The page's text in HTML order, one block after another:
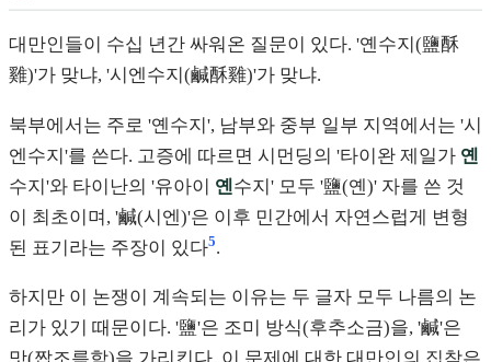
대만인들이 수십 년간 싸워온 질문이 있다. '옌수지(鹽酥
雞)'가 맞냐, '시엔수지(鹹酥雞)'가 맞냐.
북부에서는 주로 '옌수지', 남부와 중부 일부 지역에서는 '시
엔수지'를 쓴다. 고증에 따르면 시먼딩의 '타이완 제일가 옌
수지'와 타이난의 '유아이 옌수지' 모두 '鹽(옌)' 자를 쓴 것
이 최초이며, '鹹(시엔)'은 이후 민간에서 자연스럽게 변형
된 표기라는 주장이 있다5.
하지만 이 논쟁이 계속되는 이유는 두 글자 모두 나름의 논
리가 있기 때문이다. '鹽'은 조미 방식(후추소금)을, '鹹'은